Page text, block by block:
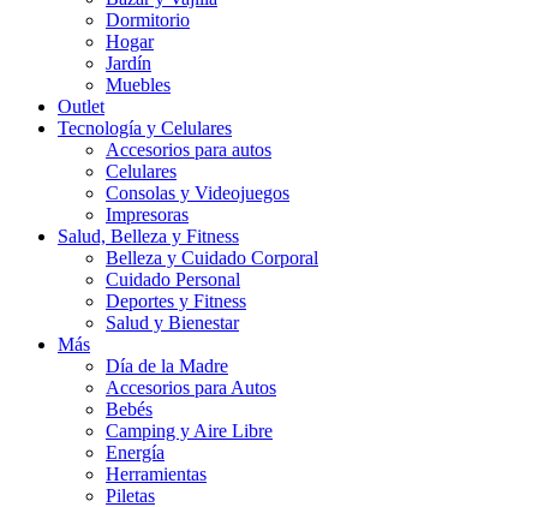
Dormitorio
Hogar
Jardín
Muebles
Outlet
Tecnología y Celulares
Accesorios para autos
Celulares
Consolas y Videojuegos
Impresoras
Salud, Belleza y Fitness
Belleza y Cuidado Corporal
Cuidado Personal
Deportes y Fitness
Salud y Bienestar
Más
Día de la Madre
Accesorios para Autos
Bebés
Camping y Aire Libre
Energía
Herramientas
Piletas